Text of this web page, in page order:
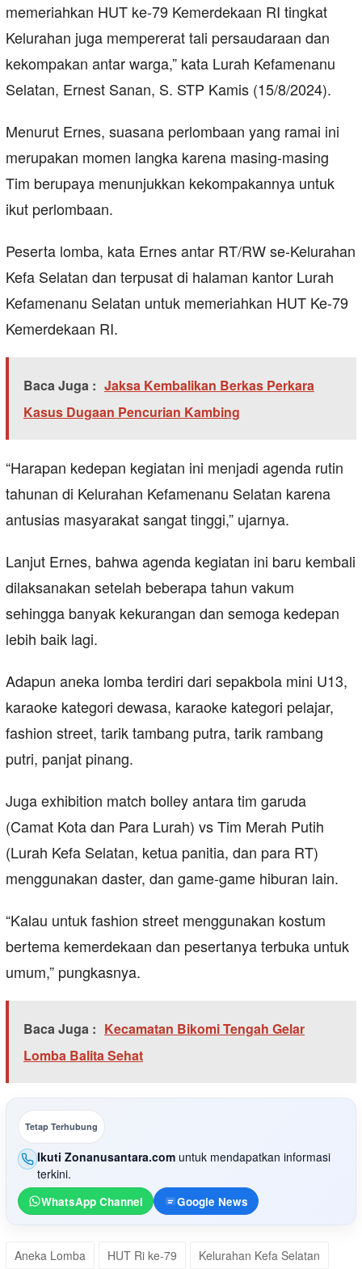
memeriahkan HUT ke-79 Kemerdekaan RI tingkat
Kelurahan juga mempererat tali persaudaraan dan
kekompakan antar warga,” kata Lurah Kefamenanu
Selatan, Ernest Sanan, S. STP Kamis (15/8/2024).
Menurut Ernes, suasana perlombaan yang ramai ini
merupakan momen langka karena masing-masing
Tim berupaya menunjukkan kekompakannya untuk
ikut perlombaan.
Peserta lomba, kata Ernes antar RT/RW se-Kelurahan
Kefa Selatan dan terpusat di halaman kantor Lurah
Kefamenanu Selatan untuk memeriahkan HUT Ke-79
Kemerdekaan RI.
Baca Juga : Jaksa Kembalikan Berkas Perkara
Kasus Dugaan Pencurian Kambing
“Harapan kedepan kegiatan ini menjadi agenda rutin
tahunan di Kelurahan Kefamenanu Selatan karena
antusias masyarakat sangat tinggi,” ujarnya.
Lanjut Ernes, bahwa agenda kegiatan ini baru kembali
dilaksanakan setelah beberapa tahun vakum
sehingga banyak kekurangan dan semoga kedepan
lebih baik lagi.
Adapun aneka lomba terdiri dari sepakbola mini U13,
karaoke kategori dewasa, karaoke kategori pelajar,
fashion street, tarik tambang putra, tarik rambang
putri, panjat pinang.
Juga exhibition match bolley antara tim garuda
(Camat Kota dan Para Lurah) vs Tim Merah Putih
(Lurah Kefa Selatan, ketua panitia, dan para RT)
menggunakan daster, dan game-game hiburan lain.
“Kalau untuk fashion street menggunakan kostum
bertema kemerdekaan dan pesertanya terbuka untuk
umum,” pungkasnya.
Baca Juga : Kecamatan Bikomi Tengah Gelar
Lomba Balita Sehat
Tetap Terhubung
Ikuti Zonanusantara.com untuk mendapatkan informasi
terkini.
WhatsApp Channel Google News
Aneka Lomba HUT Ri ke-79 Kelurahan Kefa Selatan